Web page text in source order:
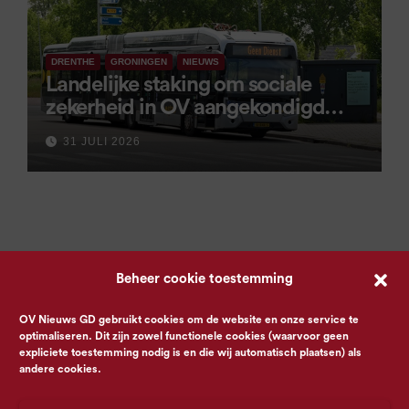
Beheer cookie toestemming
OV Nieuws GD gebruikt cookies om de website en onze service te
optimaliseren. Dit zijn zowel functionele cookies (waarvoor geen
expliciete toestemming nodig is en die wij automatisch plaatsen) als
andere cookies.
DRENTHE GRONINGEN NIEUWS
Landelijke staking om sociale
zekerheid in OV aangekondigd
voor 9 september
31 JULI 2026